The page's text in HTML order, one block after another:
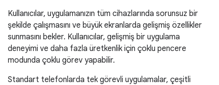
Kullanıcılar, uygulamanızın tüm cihazlarında sorunsuz bir
şekilde çalışmasını ve büyük ekranlarda gelişmiş özellikler
sunmasını bekler. Kullanıcılar, gelişmiş bir uygulama
deneyimi ve daha fazla üretkenlik için çoklu pencere
modunda çoklu görev yapabilir.
Standart telefonlarda tek görevli uygulamalar, çeşitli